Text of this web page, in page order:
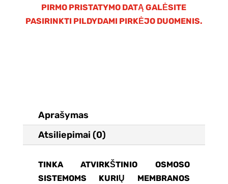
Hidrotek
PIRMO PRISTATYMO DATĄ GALĖSITE
PASIRINKTI PILDYDAMI PIRKĖJO DUOMENIS.
Aprašymas
Atsiliepimai (0)
TINKA ATVIRKŠTINIO OSMOSO
SISTEMOMS KURIŲ MEMBRANOS